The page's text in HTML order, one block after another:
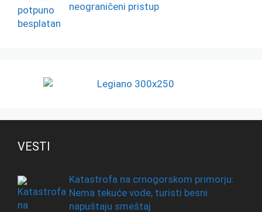
neograničeni pristup
VESTI
Katastrofa na crnogorskom primorju:
Nema tekuće vode, turisti besni
napuštaju smeštaj